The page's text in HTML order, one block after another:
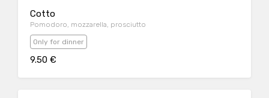
Cotto
Pomodoro, mozzarella, prosciutto
Only for dinner
9.50 €